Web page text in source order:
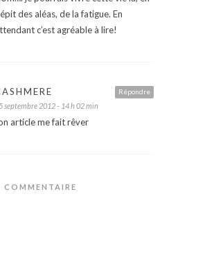
des aléas, de la fatigue. En
c’est agréable à lire!
Répondre
septembre 2012 - 14 h 02 min
article me fait rêver
COMMENTAIRE